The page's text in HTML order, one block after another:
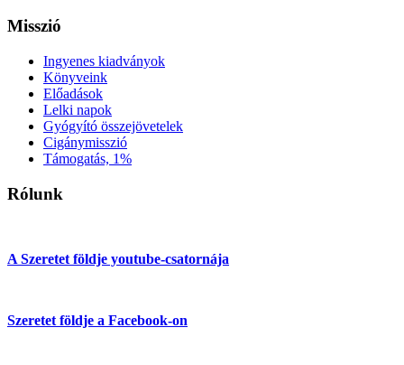
Misszió
Ingyenes kiadványok
Könyveink
Előadások
Lelki napok
Gyógyító összejövetelek
Cigánymisszió
Támogatás, 1%
Rólunk
A Szeretet földje youtube-csatornája
Szeretet földje a Facebook-on